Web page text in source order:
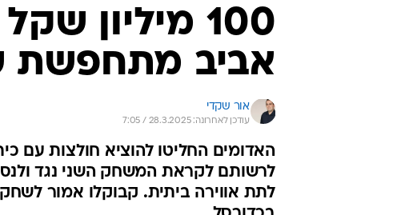
שגרירים
נבחרות ישראל
ליגה לאומית
100 מיליון
אביב מתחפשת
אור שקדי
עודכן לאחרונה: 28.3.2025 / 7:05
האדומים החליטו להוציא חולצות עם
לתת אווירה ביתית. קבוקלו אמור